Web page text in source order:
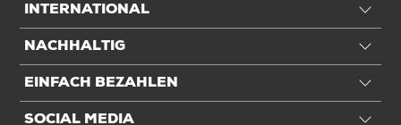
INTERNATIONAL
NACHHALTIG
EINFACH BEZAHLEN
SOCIAL MEDIA